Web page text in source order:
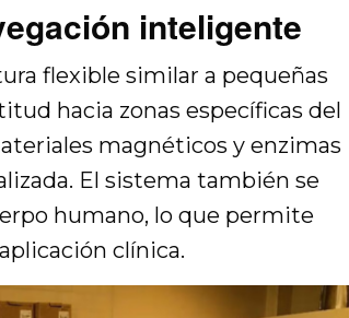
inteligente
flexible similar a pequeñas
hacia zonas específicas del
magnéticos y enzimas
El sistema también se
humano, lo que permite
clínica.